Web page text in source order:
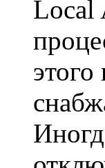
Local